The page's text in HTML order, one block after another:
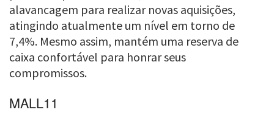
alavancagem para realizar novas aquisições,
atingindo atualmente um nível em torno de
7,4%. Mesmo assim, mantém uma reserva de
caixa confortável para honrar seus
compromissos.
MALL11